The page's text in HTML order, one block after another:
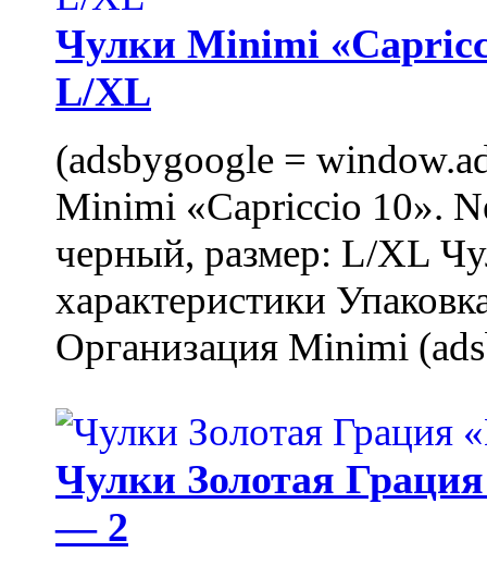
Чулки Minimi
L/XL
(adsbygoogle =
Minimi «Capriccio 10».
черный, размер: L/XL
характеристики
Организация Minimi
Чулки Золотая
— 2